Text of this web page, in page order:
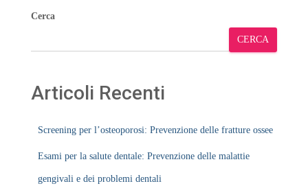
Cerca
CERCA
Articoli Recenti
Screening per l’osteoporosi: Prevenzione delle fratture ossee
Esami per la salute dentale: Prevenzione delle malattie
gengivali e dei problemi dentali